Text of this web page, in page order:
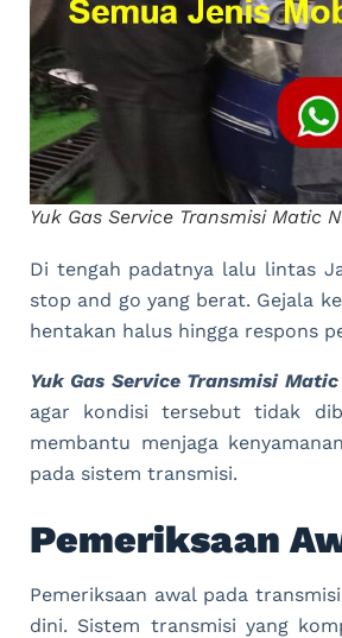
Yuk Gas Service Transmisi Matic
Di tengah padatnya lalu lintas
stop and go yang berat. Gejala
hentakan halus hingga respons
Yuk Gas Service Transmisi
agar kondisi tersebut tidak
membantu menjaga
pada sistem transmisi.
Pemeriksaan
Pemeriksaan awal pada
dini. Sistem transmisi yang